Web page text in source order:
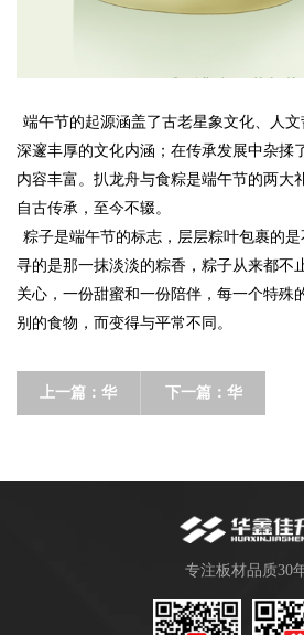
端午节的起源涵盖了古老星象文化、人
深邃丰厚的文化内涵；在传承发展中杂揉
内容丰富。扒龙舟与食粽是端午节的两大
自古传承，至今不辍。
粽子是端午节的标志，层层粽叶包裹的
寻的是那一抹淡淡的粽香，粽子从来都不
关心，一份甜蜜和一份陪伴，每一个特殊
别的食物，而变得与平常不同。
上一篇：华
| 儿童节，
下一篇： 华
| 父亲节，
致我永远的
超级英雄
专注板材品质30